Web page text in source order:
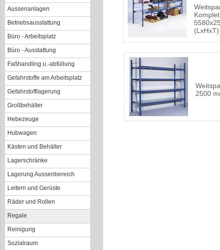
Aussenanlagen
Betriebsausstattung
Büro - Arbeitsplatz
Büro - Ausstattung
Faßhandling u.-abfüllung
Gefahrstoffe am Arbeitsplatz
Gefahrstofflagerung
Großbehälter
Hebezeuge
Hubwagen
Kästen und Behälter
Lagerschränke
Lagerung Aussenbereich
Leitern und Gerüste
Räder und Rollen
Regale
Reinigung
Sozialraum
(LxHxT)
2500